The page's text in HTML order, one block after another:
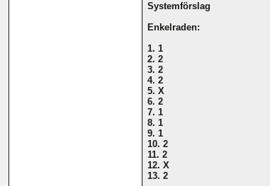
Systemförslag
Enkelraden:
1. 1
2. 2
3. 2
4. 2
5. X
6. 2
7. 1
8. 1
9. 1
10. 2
11. 2
12. X
13. 2